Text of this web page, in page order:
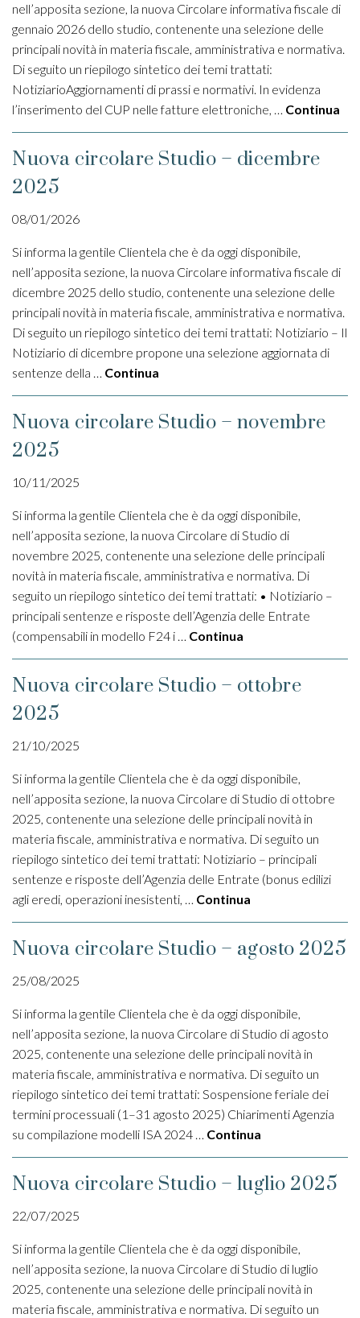
nell’apposita sezione, la nuova Circolare informativa fiscale di
gennaio 2026 dello studio, contenente una selezione delle
principali novità in materia fiscale, amministrativa e normativa.
Di seguito un riepilogo sintetico dei temi trattati:
NotiziarioAggiornamenti di prassi e normativi. In evidenza
l’inserimento del CUP nelle fatture elettroniche, … Continua
Nuova circolare Studio – dicembre
2025
08/01/2026
Si informa la gentile Clientela che è da oggi disponibile,
nell’apposita sezione, la nuova Circolare informativa fiscale di
dicembre 2025 dello studio, contenente una selezione delle
principali novità in materia fiscale, amministrativa e normativa.
Di seguito un riepilogo sintetico dei temi trattati: Notiziario – Il
Notiziario di dicembre propone una selezione aggiornata di
sentenze della … Continua
Nuova circolare Studio – novembre
2025
10/11/2025
Si informa la gentile Clientela che è da oggi disponibile,
nell’apposita sezione, la nuova Circolare di Studio di
novembre 2025, contenente una selezione delle principali
novità in materia fiscale, amministrativa e normativa. Di
seguito un riepilogo sintetico dei temi trattati: • Notiziario –
principali sentenze e risposte dell’Agenzia delle Entrate
(compensabili in modello F24 i … Continua
Nuova circolare Studio – ottobre
2025
21/10/2025
Si informa la gentile Clientela che è da oggi disponibile,
nell’apposita sezione, la nuova Circolare di Studio di ottobre
2025, contenente una selezione delle principali novità in
materia fiscale, amministrativa e normativa. Di seguito un
riepilogo sintetico dei temi trattati: Notiziario – principali
sentenze e risposte dell’Agenzia delle Entrate (bonus edilizi
agli eredi, operazioni inesistenti, … Continua
Nuova circolare Studio – agosto 2025
25/08/2025
Si informa la gentile Clientela che è da oggi disponibile,
nell’apposita sezione, la nuova Circolare di Studio di agosto
2025, contenente una selezione delle principali novità in
materia fiscale, amministrativa e normativa. Di seguito un
riepilogo sintetico dei temi trattati: Sospensione feriale dei
termini processuali (1–31 agosto 2025) Chiarimenti Agenzia
su compilazione modelli ISA 2024 … Continua
Nuova circolare Studio – luglio 2025
22/07/2025
Si informa la gentile Clientela che è da oggi disponibile,
nell’apposita sezione, la nuova Circolare di Studio di luglio
2025, contenente una selezione delle principali novità in
materia fiscale, amministrativa e normativa. Di seguito un